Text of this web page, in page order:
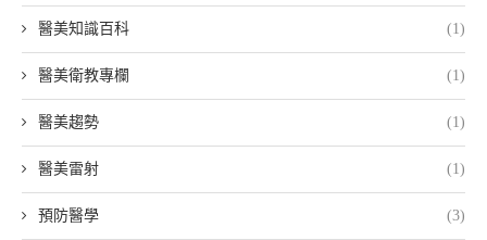
醫美知識百科 (1)
醫美衛教專欄 (1)
醫美趨勢 (1)
醫美雷射 (1)
預防醫學 (3)